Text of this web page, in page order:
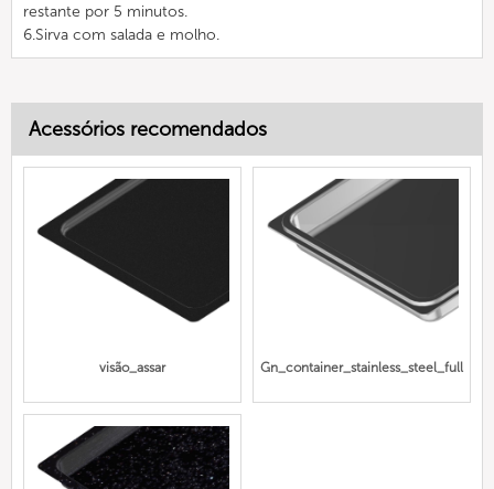
restante por 5 minutos.
6.Sirva com salada e molho.
Acessórios recomendados
visão_assar Gn_container_stainless_steel_full